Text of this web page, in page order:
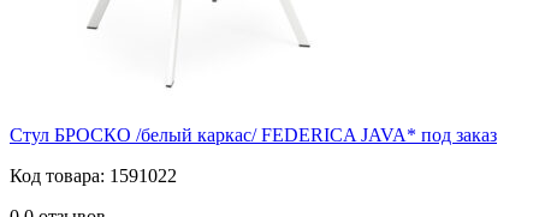
Стул БРОСКО /белый каркас/ FEDERICA JAVA* под заказ
Код товара: 1591022